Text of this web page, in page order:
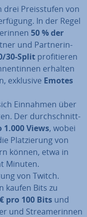
drei Preis­stu­fen von
In der Regel
50 % der
und Part­ne­rin­
30-Split pro­fi­tie­ren
erhalten
exklusive Emotes
Einnahmen über
Der durch­schnitt­
1.000 Views, wobei
Plat­zie­rung von
können, etwa in
Minuten.
von Twitch.
kaufen Bits zu
pro 100 Bits und
und Strea­me­rin­nen